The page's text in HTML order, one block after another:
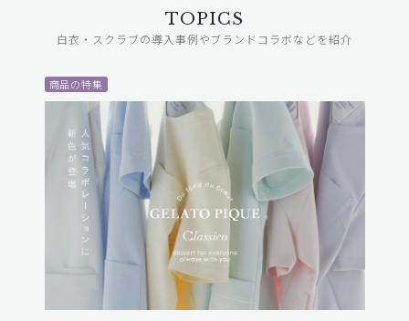
TOPICS
白衣・スクラブの導入事例やブランドコラボなどを紹介
商品の特集